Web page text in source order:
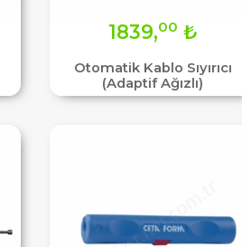
Otomatik Kablo Sıyırıcı
(Adaptif Ağızlı)
1839,00 ₺